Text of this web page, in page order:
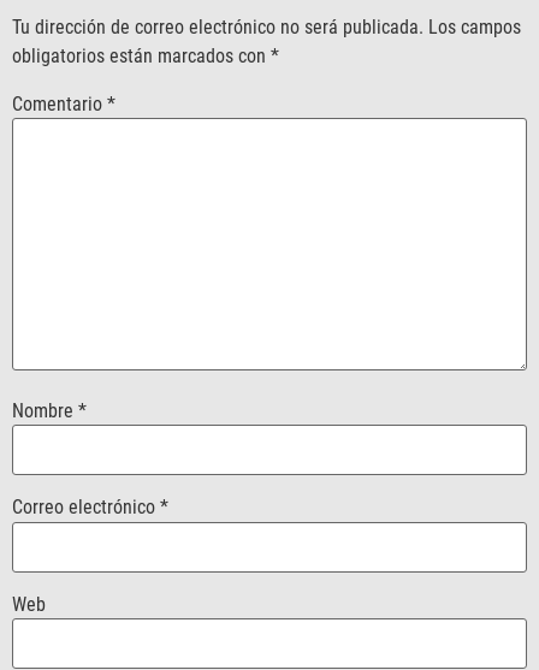
Tu dirección de correo electrónico no será publicada. Los campos
obligatorios están marcados con *
Comentario *
Nombre *
Correo electrónico *
Web